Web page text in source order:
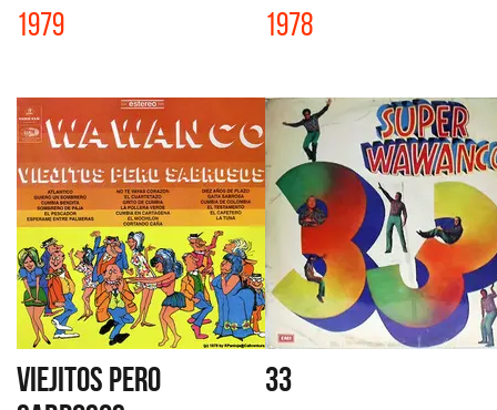
1979 1978
VIEJITOS PERO
33